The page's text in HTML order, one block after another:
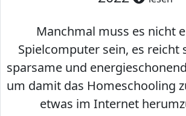
Manchmal muss es nicht
Spielcomputer sein, es reicht
sparsame und
um damit das Homeschooling
etwas im Internet